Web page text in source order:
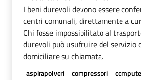
I beni durevoli devono essere
centri comunali, direttamente a
Chi fosse impossibilitato al
durevoli può usufruire del servizio
domiciliare su chiamata.
aspirapolveri compressori